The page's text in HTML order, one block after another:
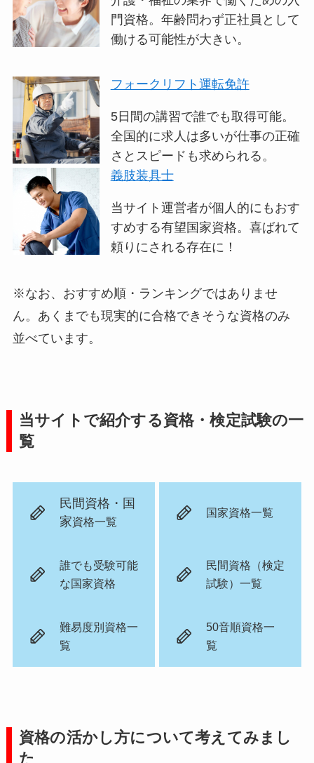
門資格。年齢問わず正社員として
働ける可能性が大きい。
フォークリフト運転免許
5日間の講習で誰でも取得可能。
全国的に求人は多いが仕事の正確
さとスピードも求められる。
義肢装具士
当サイト運営者が個人的にもおす
すめする有望国家資格。喜ばれて
頼りにされる存在に！
※なお、おすすめ順・ランキングではありませ
ん。あくまでも現実的に合格できそうな資格のみ
並べています。
当サイトで紹介する資格・検定試験の一
覧
民間資格・国
家資格一覧
国家資格一覧
誰でも受験可能
な国家資格
民間資格（検定
試験）一覧
難易度別資格一
覧
50音順資格一
覧
資格の活かし方について考えてみまし
た